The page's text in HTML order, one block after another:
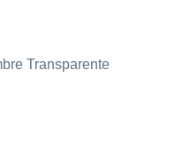
Transparente